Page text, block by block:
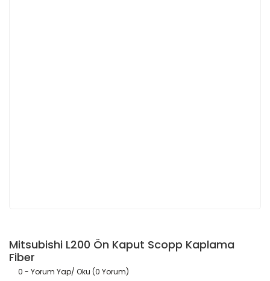
Mitsubishi L200 Ön Kaput Scopp Kaplama
Fiber
0 - Yorum Yap/ Oku (0 Yorum)